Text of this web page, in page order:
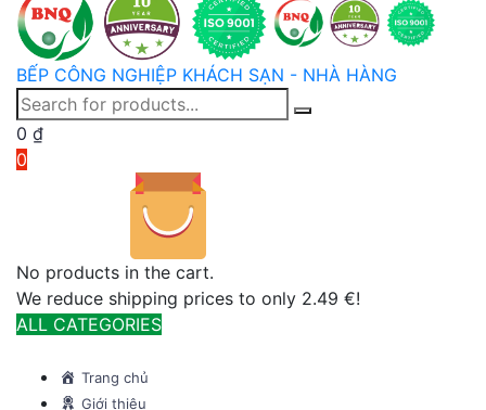
BẾP CÔNG NGHIỆP KHÁCH SẠN - NHÀ HÀNG
0 ₫
0
No products in the cart.
We reduce shipping prices to only 2.49 €!
ALL CATEGORIES
Trang chủ
Giới thiệu